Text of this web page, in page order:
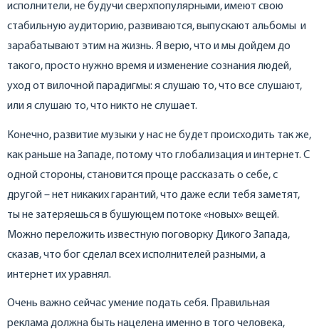
исполнители, не будучи сверхпопулярными, имеют свою
стабильную аудиторию, развиваются, выпускают альбомы и
зарабатывают этим на жизнь. Я верю, что и мы дойдем до
такого, просто нужно время и изменение сознания людей,
уход от вилочной парадигмы: я слушаю то, что все слушают,
или я слушаю то, что никто не слушает.
Конечно, развитие музыки у нас не будет происходить так же,
как раньше на Западе, потому что глобализация и интернет. С
одной стороны, становится проще рассказать о себе, с
другой – нет никаких гарантий, что даже если тебя заметят,
ты не затеряешься в бушующем потоке «новых» вещей.
Можно переложить известную поговорку Дикого Запада,
сказав, что бог сделал всех исполнителей разными, а
интернет их уравнял.
Очень важно сейчас умение подать себя. Правильная
реклама должна быть нацелена именно в того человека,